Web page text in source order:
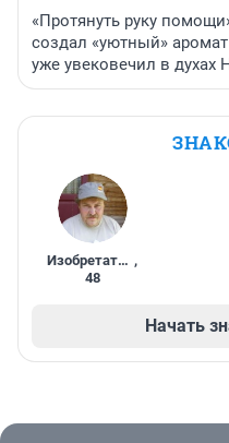
«Протянуть руку
создал «уютный»
уже увековечил в духах
Изобретатель ,
48
Начать